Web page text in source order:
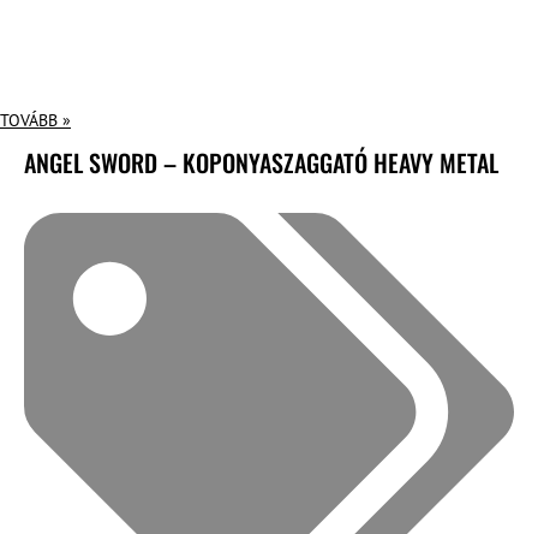
TOVÁBB »
ANGEL SWORD – KOPONYASZAGGATÓ HEAVY METAL